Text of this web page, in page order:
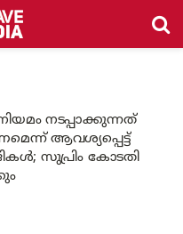
നടപ്പാക്കുന്നത്
ആവശ്യപ്പെട്ട്
സുപ്രിം കോടതി